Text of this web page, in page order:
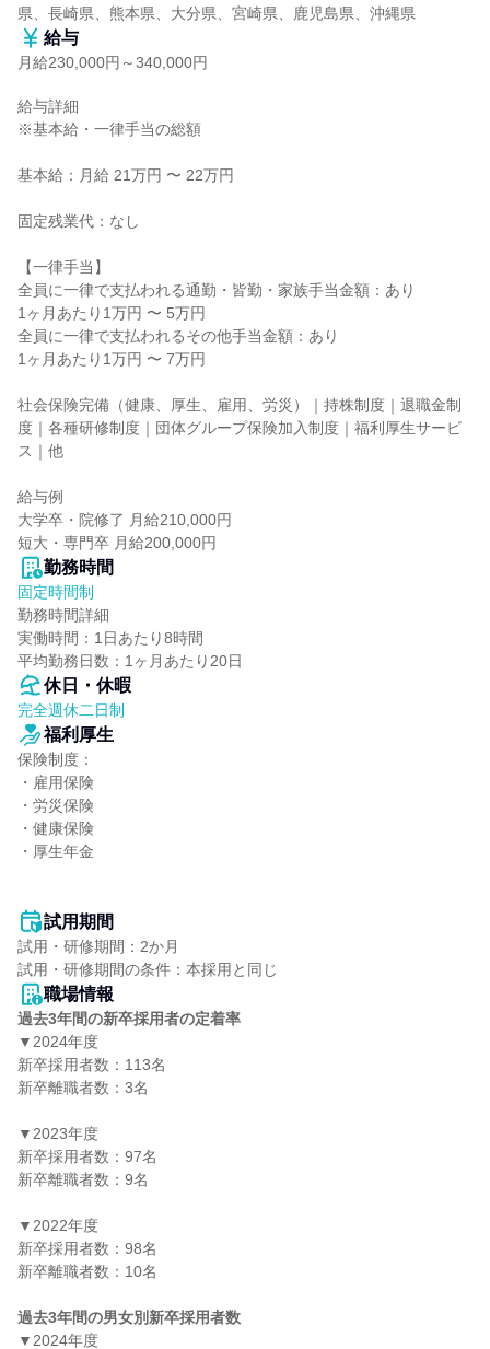
県、長崎県、熊本県、大分県、宮崎県、鹿児島県、沖縄県
給与
月給230,000円～340,000円
給与詳細
※基本給・一律手当の総額
基本給：月給 21万円 〜 22万円
固定残業代：なし
【一律手当】
全員に一律で支払われる通勤・皆勤・家族手当金額：あり
1ヶ月あたり1万円 〜 5万円
全員に一律で支払われるその他手当金額：あり
1ヶ月あたり1万円 〜 7万円
社会保険完備（健康、厚生、雇用、労災）｜持株制度｜退職金制
度｜各種研修制度｜団体グループ保険加入制度｜福利厚生サービ
ス｜他
給与例
大学卒・院修了 月給210,000円
短大・専門卒 月給200,000円
勤務時間
固定時間制
勤務時間詳細
実働時間：1日あたり8時間
平均勤務日数：1ヶ月あたり20日
休日・休暇
完全週休二日制
福利厚生
保険制度：
・雇用保険
・労災保険
・健康保険
・厚生年金
試用期間
試用・研修期間：2か月
職場情報
過去3年間の新卒採用者の定着率
▼2024年度
新卒採用者数：113名
新卒離職者数：3名
▼2023年度
新卒採用者数：97名
新卒離職者数：9名
▼2022年度
新卒採用者数：98名
新卒離職者数：10名
過去3年間の男女別新卒採用者数
▼2024年度